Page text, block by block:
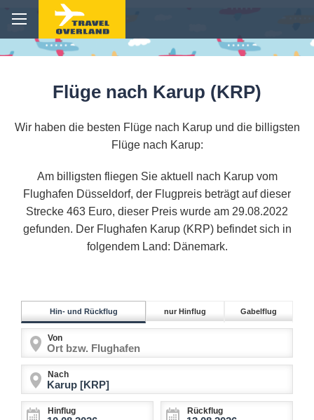
Flüge nach Karup (KRP)
Wir haben die besten Flüge nach Karup und die billigsten
Flüge nach Karup:
Am billigsten fliegen Sie aktuell nach Karup vom
Flughafen Düsseldorf, der Flugpreis beträgt auf dieser
Strecke 463 Euro, dieser Preis wurde am 29.08.2022
gefunden. Der Flughafen Karup (KRP) befindet sich in
folgendem Land: Dänemark.
Hin- und Rückflug nur Hinflug Gabelflug
Von
Nach
Hinflug Rückflug